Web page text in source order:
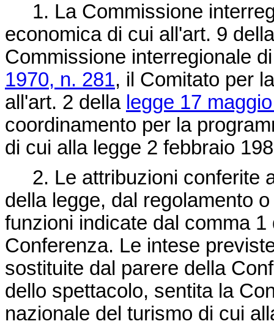
1. La Commissione
economica di cui all'art. 9
Commissione interregionale
1970, n. 281, il Comitato per
all'art. 2 della legge 17
coordinamento per la
di cui alla legge 2 febbraio
2. Le attribuzioni conferite
della legge, dal regolamento
funzioni indicate dal comma
Conferenza. Le intese
sostituite dal parere della
dello spettacolo, sentita la
nazionale del turismo di cui